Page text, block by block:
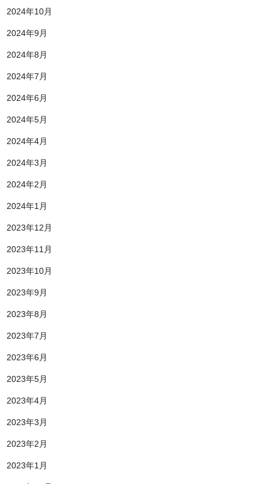
2024年10月
2024年9月
2024年8月
2024年7月
2024年6月
2024年5月
2024年4月
2024年3月
2024年2月
2024年1月
2023年12月
2023年11月
2023年10月
2023年9月
2023年8月
2023年7月
2023年6月
2023年5月
2023年4月
2023年3月
2023年2月
2023年1月